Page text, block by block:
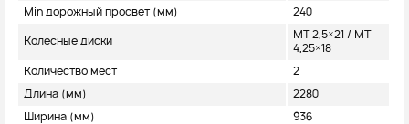
Min дорожный просвет (мм) 240
Колесные диски
MT 2,5×21 / MT
4,25×18
Количество мест 2
Длина (мм) 2280
Ширина (мм) 936